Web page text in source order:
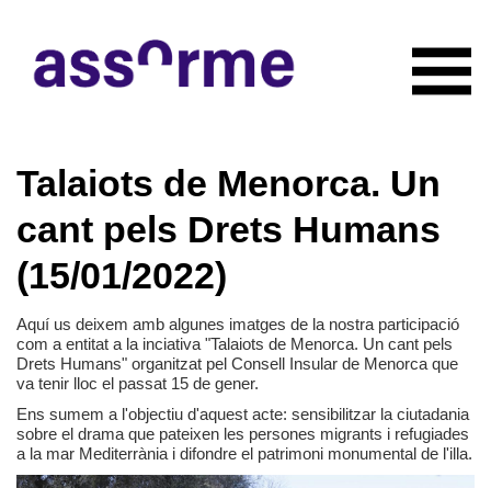
NOTICIAS
CONÓCENOS
Quiénes somos
Organigrama
Servicios
Actividades
Documentación
RECURSOS
CONTACTO
HAZTE SOCIO
Talaiots de Menorca. Un
cant pels Drets Humans
(15/01/2022)
Aquí us deixem amb algunes imatges de la nostra participació
com a entitat a la inciativa "Talaiots de Menorca. Un cant pels
Drets Humans" organitzat pel Consell Insular de Menorca que
va tenir lloc el passat 15 de gener.
Ens sumem a l'objectiu d'aquest acte: sensibilitzar la ciutadania
sobre el drama que pateixen les persones migrants i refugiades
a la mar Mediterrània i difondre el patrimoni monumental de l'illa.